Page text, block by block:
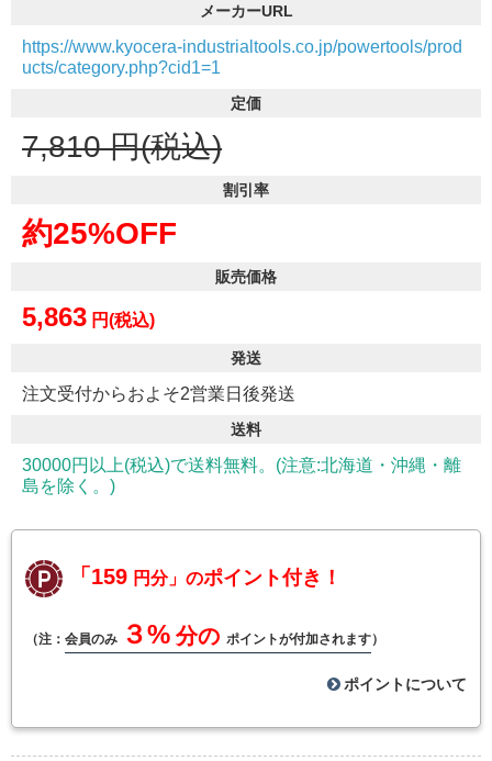
メーカーURL
https://www.kyocera-industrialtools.co.jp/powertools/prod
ucts/category.php?cid1=1
定価
7,810 円(税込)
割引率
約25%OFF
販売価格
5,863 円(税込)
発送
注文受付からおよそ2営業日後発送
送料
30000円以上(税込)で送料無料。(注意:北海道・沖縄・離
島を除く。)
「159 円分」のポイント付き！
（注： 会員のみ ３% 分の ポイントが付加されます）
ポイントについて